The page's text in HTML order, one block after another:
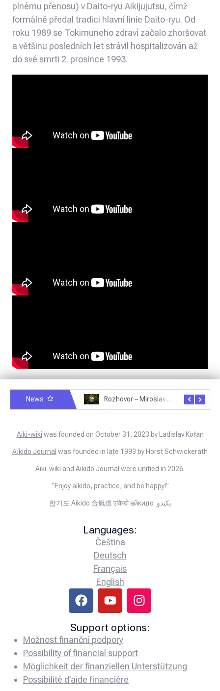
plnému přenosu) v Daito-ryu Aikijujutsu, čímž
formálně předal tradici hlavní linie Daito-ryu. Od
roku 1989 se Tokimuneho zdraví začalo zhoršovat
a většinu posledních let strávil hospitalizován až
do své smrti 2. prosince 1993.
News Rozhovor – Miroslav Šmíd – 22.3.2025
Aiki-wiki was founded on October 31, 2023 by Ladislav Kořan
Aïkido Journal was founded in late 1993 by Horst Schwickerath
Aiki-wiki and Aikido Journal were unified in 2026.
“Enjoy aikido, practice, and be happy!”
합기도 Aikido 合氣道 एकिडो айкидо يكيدو
Languages:
Čeština
Deutsch
Français
English
Support options:
Možnost finanční podpory
Possibility of financial support
Möglichkeit der finanziellen Unterstützung
Possibilité d’aide financière